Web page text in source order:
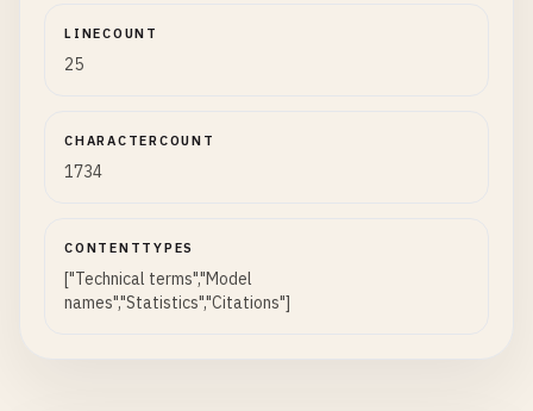
LINECOUNT
25
CHARACTERCOUNT
1734
CONTENTTYPES
["Technical terms","Model
names","Statistics","Citations"]